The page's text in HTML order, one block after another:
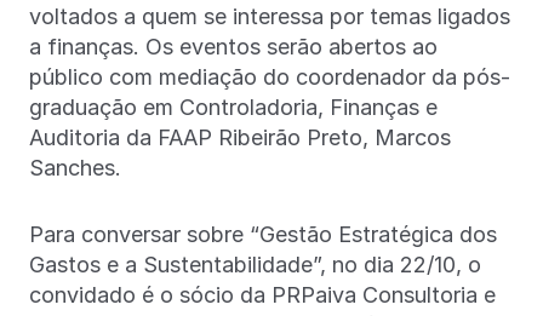
voltados a quem se interessa por temas ligados
a finanças. Os eventos serão abertos ao
público com mediação do coordenador da pós-
graduação em Controladoria, Finanças e
Auditoria da FAAP Ribeirão Preto, Marcos
Sanches.
Para conversar sobre “Gestão Estratégica dos
Gastos e a Sustentabilidade”, no dia 22/10, o
convidado é o sócio da PRPaiva Consultoria e